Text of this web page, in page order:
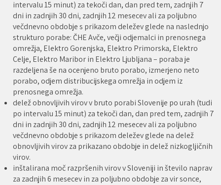
intervalu 15 minut) za tekoči dan, dan pred tem, zadnjih 7
dni in zadnjih 30 dni, zadnjih 12 mesecev ali za poljubno
večdnevno obdobje s prikazom deležev glede na naslednjo
strukturo porabe: ČHE Avče, večji odjemalci in prenosnega
omrežja, Elektro Gorenjska, Elektro Primorska, Elektro
Celje, Elektro Maribor in Elektro Ljubljana – poraba je
razdeljena še na ocenjeno bruto porabo, izmerjeno neto
porabo, odjem distribucijskega omrežja in odjem iz
prenosnega omrežja.
delež obnovljivih virov v bruto porabi Slovenije po urah (tudi
po intervalu 15 minut) za tekoči dan, dan pred tem, zadnjih 7
dni in zadnjih 30 dni, zadnjih 12 mesecev ali za poljubno
večdnevno obdobje s prikazom deležev glede na delež
obnovljivih virov za prikazano obdobje in delež nizkogljičnih
virov.
inštalirana moč razpršenih virov v Sloveniji in število naprav
za zadnjih 6 mesecev in za poljubno obdobje za vir sonce,